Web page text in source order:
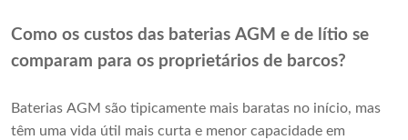
Como os custos das baterias AGM e de lítio se
comparam para os proprietários de barcos?
Baterias AGM são tipicamente mais baratas no início, mas
têm uma vida útil mais curta e menor capacidade em